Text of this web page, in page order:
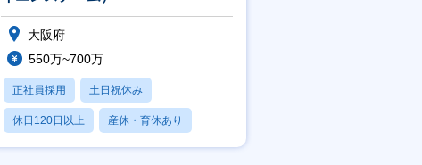
大阪府
550万~700万
正社員採用 土日祝休み
休日120日以上 産休・育休あり
月残業20時間以内